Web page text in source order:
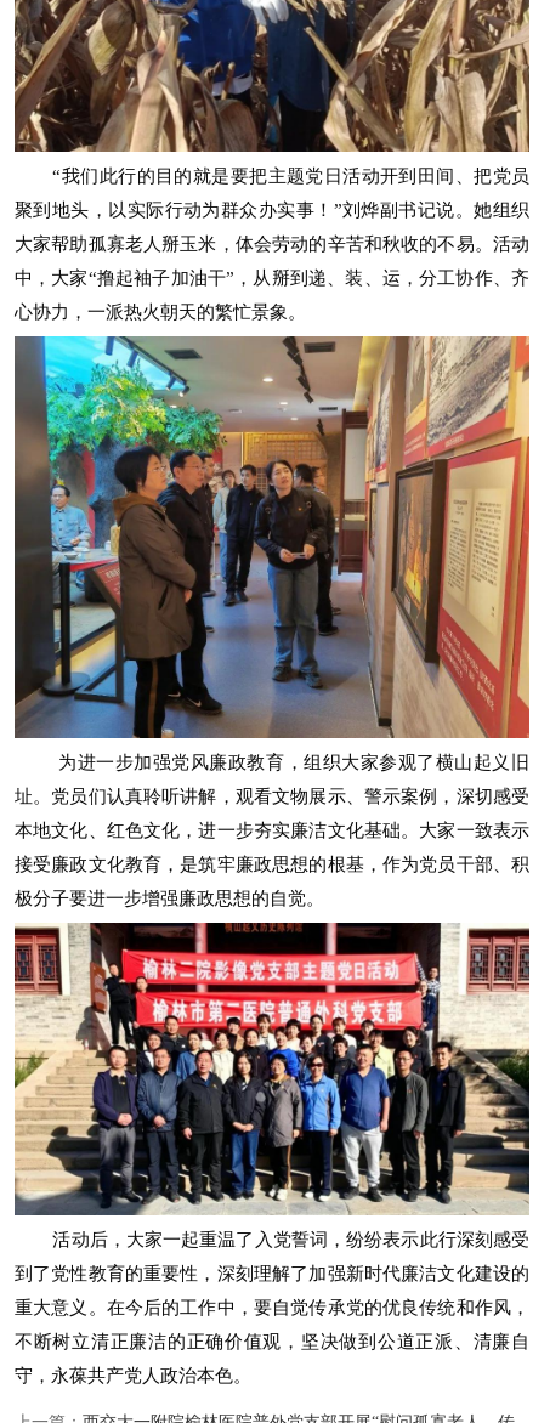
“我们此行的目的就是要把主题党日活动开到田间、把党员
聚到地头，以实际行动为群众办实事！”刘烨副书记说。她组织
大家帮助孤寡老人掰玉米，体会劳动的辛苦和秋收的不易。活动
中，大家“撸起袖子加油干”，从掰到递、装、运，分工协作、齐
心协力，一派热火朝天的繁忙景象。
为进一步加强党风廉政教育，组织大家参观了横山起义旧
址。党员们认真聆听讲解，观看文物展示、警示案例，深切感受
本地文化、红色文化，进一步夯实廉洁文化基础。大家一致表示
接受廉政文化教育，是筑牢廉政思想的根基，作为党员干部、积
极分子要进一步增强廉政思想的自觉。
活动后，大家一起重温了入党誓词，纷纷表示此行深刻感受
到了党性教育的重要性，深刻理解了加强新时代廉洁文化建设的
重大意义。在今后的工作中，要自觉传承党的优良传统和作风，
不断树立清正廉洁的正确价值观，坚决做到公道正派、清廉自
守，永葆共产党人政治本色。